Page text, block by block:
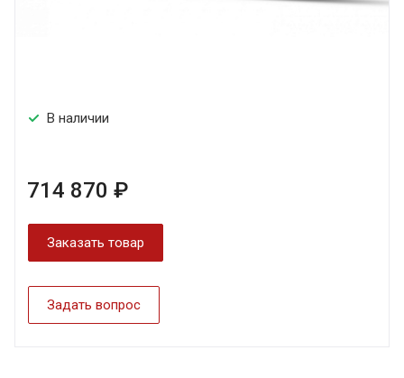
В наличии
714 870 ₽
Заказать товар
Задать вопрос